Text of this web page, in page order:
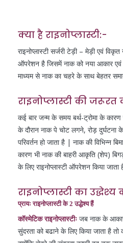
क्या है राइनोप्लास्टी:-
राइनोप्लास्टी सर्जरी टेड़ी – मेड़ी एवं
ऑपरेशन है जिसमें नाक को नया आकार एवं
माध्यम से नाक का चहरे के साथ बेहतर
राइनोप्लास्टी की जरूरत
कई बार जन्म के समय बर्थ-ट्रोमा के
के दौरान नाक पे चोट लगने, रोड़
परिवर्तन हो जाता है | नाक की विभिन्न
कारण भी नाक की बाहरी आकृति (शेप)
के लिए राइनोप्लास्टी ऑपरेशन किया जाता
राइनोप्लास्टी का उद्धेश्य
प्रायः राइनोप्लास्टी के 2 उद्धेश्य हैं
कॉस्मेटिक राइनोप्लास्टीः जब नाक के
सुंदरता को बढाने के लिए किया जाता है तो